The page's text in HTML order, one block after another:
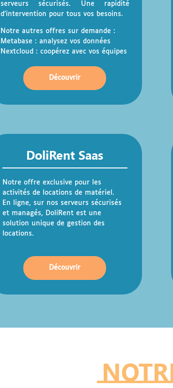
serveurs sécurisés. Une rapidité
d’intervention pour tous vos besoins.
Notre autres offres sur demande :
Metabase : analysez vos données
Nextcloud : coopérez avec vos équipes
Découvrir
DoliRent Saas
Notre offre exclusive pour les
activités de locations de matériel.
En ligne, sur nos serveurs sécurisés
et managés, DoliRent est une
solution unique de gestion des
locations.
Découvrir